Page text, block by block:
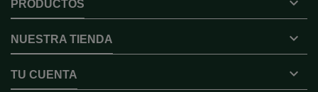
PRODUCTOS
NUESTRA TIENDA 
TU CUENTA 